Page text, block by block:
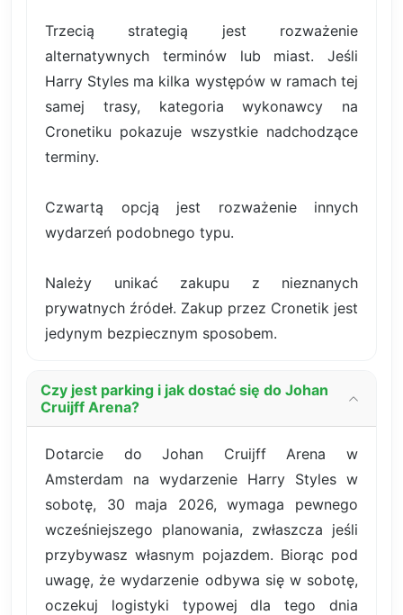
Trzecią strategią jest rozważenie
alternatywnych terminów lub miast. Jeśli
Harry Styles ma kilka występów w ramach tej
samej trasy, kategoria wykonawcy na
Cronetiku pokazuje wszystkie nadchodzące
terminy.
Czwartą opcją jest rozważenie innych
wydarzeń podobnego typu.
Należy unikać zakupu z nieznanych
prywatnych źródeł. Zakup przez Cronetik jest
jedynym bezpiecznym sposobem.
Czy jest parking i jak dostać się do Johan
Cruijff Arena?
Dotarcie do Johan Cruijff Arena w
Amsterdam na wydarzenie Harry Styles w
sobotę, 30 maja 2026, wymaga pewnego
wcześniejszego planowania, zwłaszcza jeśli
przybywasz własnym pojazdem. Biorąc pod
uwagę, że wydarzenie odbywa się w sobotę,
oczekuj logistyki typowej dla tego dnia